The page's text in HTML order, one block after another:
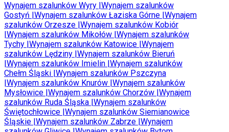
Wynajem szalunków Wyry Wynajem szalunków
Gostyń Wynajem szalunków Łaziska Górne Wynajem
szalunków Orzesze Wynajem szalunków Kobiór
Wynajem szalunków Mikołów Wynajem szalunków
Tychy Wynajem szalunków Katowice Wynajem
szalunków Lędziny Wynajem szalunków Bieruń
Wynajem szalunków Imielin Wynajem szalunków
Chełm Śląski Wynajem szalunków Pszczyna
Wynajem szalunków Knurów Wynajem szalunków
Mysłowice Wynajem szalunków Chorzów Wynajem
szalunków Ruda Śląska Wynajem szalunków
Świętochłowice Wynajem szalunków Siemianowice
Śląskie Wynajem szalunków Zabrze Wynajem